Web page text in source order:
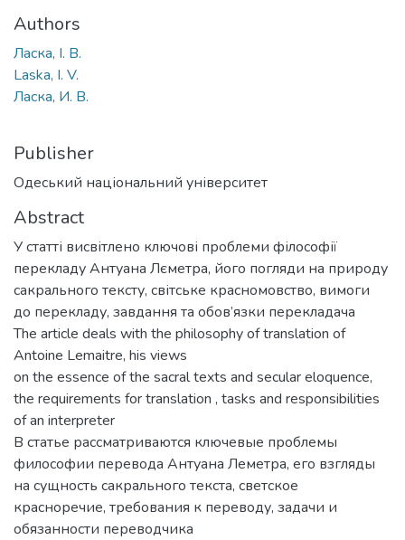
Authors
Ласка, І. В.
Laska, I. V.
Ласка, И. В.
Publisher
Одеський національний університет
Abstract
У статті висвітлено ключові проблеми філософії
перекладу Антуана Лєметра, його погляди на природу
сакрального тексту, світське красномовство, вимоги
до перекладу, завдання та обов’язки перекладача
The article deals with the philosophy of translation of
Antoine Lemaitre, his views
on the essence of the sacral texts and secular eloquence,
the requirements for translation , tasks and responsibilities
of an interpreter
В статье рассматриваются ключевые проблемы
философии перевода Антуана Леметра, его взгляды
на сущность сакрального текста, светское
красноречие, требования к переводу, задачи и
обязанности переводчика